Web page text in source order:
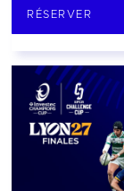
RÉSERVER